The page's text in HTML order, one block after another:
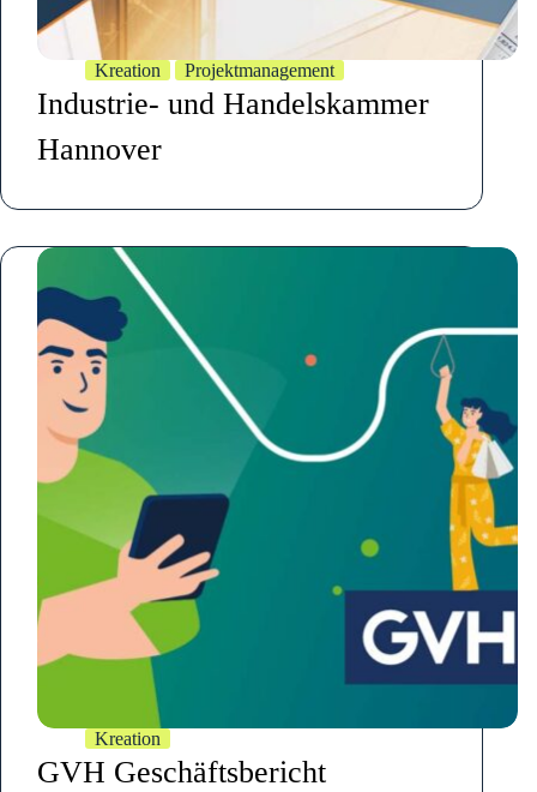
Kreation Projektmanagement
Industrie- und Handelskammer
Hannover
Kreation
GVH Geschäftsbericht